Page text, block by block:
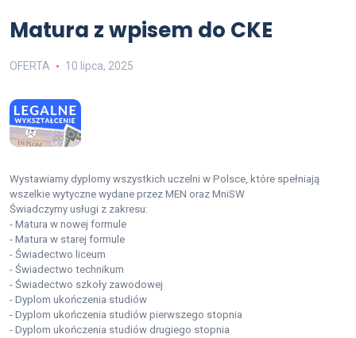
Matura z wpisem do CKE
OFERTA 10 lipca, 2025
Wystawiamy dyplomy wszystkich uczelni w Polsce, które spełniają
wszelkie wytyczne wydane przez MEN oraz MniSW
Świadczymy usługi z zakresu:
- Matura w nowej formule
- Matura w starej formule
- Świadectwo liceum
- Świadectwo technikum
- Świadectwo szkoły zawodowej
- Dyplom ukończenia studiów
- Dyplom ukończenia studiów pierwszego stopnia
- Dyplom ukończenia studiów drugiego stopnia